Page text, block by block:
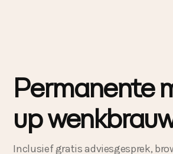
Permanente
up
Inclusief gratis adviesgesprek,